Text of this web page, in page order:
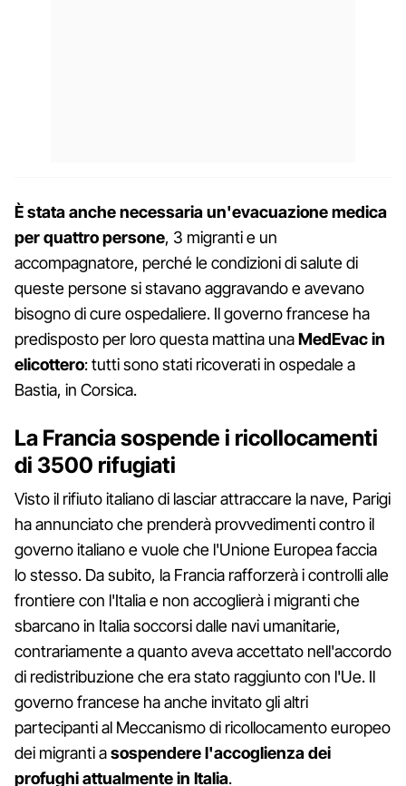
È stata anche necessaria un'evacuazione medica
per quattro persone, 3 migranti e un
accompagnatore, perché le condizioni di salute di
queste persone si stavano aggravando e avevano
bisogno di cure ospedaliere. Il governo francese ha
predisposto per loro questa mattina unaMedEvacin
elicottero: tutti sono stati ricoverati in ospedale a
Bastia, in Corsica.
La Francia sospende i ricollocamenti
di 3500 rifugiati
Visto il rifiuto italiano di lasciar attraccare la nave, Parigi
ha annunciato che prenderà provvedimenti contro il
governo italiano e vuole che l'Unione Europea faccia
lo stesso. Da subito, la Francia rafforzerà i controlli alle
frontiere con l'Italia e non accoglierà i migranti che
sbarcano in Italia soccorsi dalle navi umanitarie,
contrariamente a quanto aveva accettato nell'accordo
di redistribuzione che era stato raggiunto con l'Ue. Il
governo francese ha anche invitato gli altri
partecipanti al Meccanismo di ricollocamento europeo
dei migranti asospendere l'accoglienza dei
profughi attualmente in Italia.